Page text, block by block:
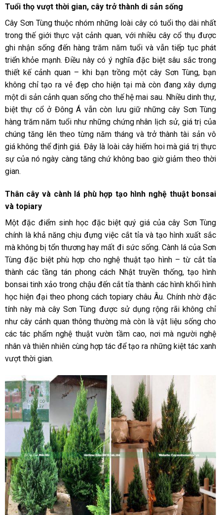
Tuổi thọ vượt thời gian, cây trở thành di sản sống
Cây Sơn Tùng thuộc nhóm những loài cây có tuổi thọ dài nhất
trong thế giới thực vật cảnh quan, với nhiều cây cổ thụ được
ghi nhận sống đến hàng trăm năm tuổi và vẫn tiếp tục phát
triển khỏe mạnh. Điều này có ý nghĩa đặc biệt sâu sắc trong
thiết kế cảnh quan – khi bạn trồng một cây Sơn Tùng, bạn
không chỉ tạo ra vẻ đẹp cho hiện tại mà còn đang xây dựng
một di sản cảnh quan sống cho thế hệ mai sau. Nhiều dinh thự,
biệt thự cổ ở Đông Á vẫn còn lưu giữ những cây Sơn Tùng
hàng trăm năm tuổi như những chứng nhân lịch sử, giá trị của
chúng tăng lên theo từng năm tháng và trở thành tài sản vô
giá không thể định giá. Đây là loài cây hiếm hoi mà giá trị thực
sự của nó ngày càng tăng chứ không bao giờ giảm theo thời
gian.
Thân cây và cành lá phù hợp tạo hình nghệ thuật bonsai
và topiary
Một đặc điểm sinh học đặc biệt quý giá của cây Sơn Tùng
chính là khả năng chịu đựng việc cắt tỉa và tạo hình xuất sắc
mà không bị tổn thương hay mất đi sức sống. Cành lá của Sơn
Tùng đặc biệt phù hợp cho nghệ thuật tạo hình – từ cắt tỉa
thành các tầng tán phong cách Nhật truyền thống, tạo hình
bonsai tinh xảo trong chậu đến cắt tỉa thành các hình khối hình
học hiện đại theo phong cách topiary châu Âu. Chính nhờ đặc
tính này mà cây Sơn Tùng được sử dụng rộng rãi không chỉ
như cây cảnh quan thông thường mà còn là vật liệu sống cho
các tác phẩm nghệ thuật vườn tầm cao, nơi mà người nghệ
nhân và thiên nhiên cùng hợp tác để tạo ra những kiệt tác xanh
vượt thời gian.